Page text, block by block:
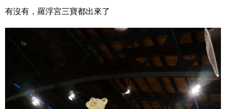
有沒有，羅浮宮三寶都出來了